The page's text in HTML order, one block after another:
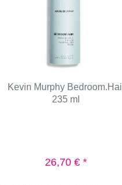
Kevin Murphy
235 ml
26,70 € *